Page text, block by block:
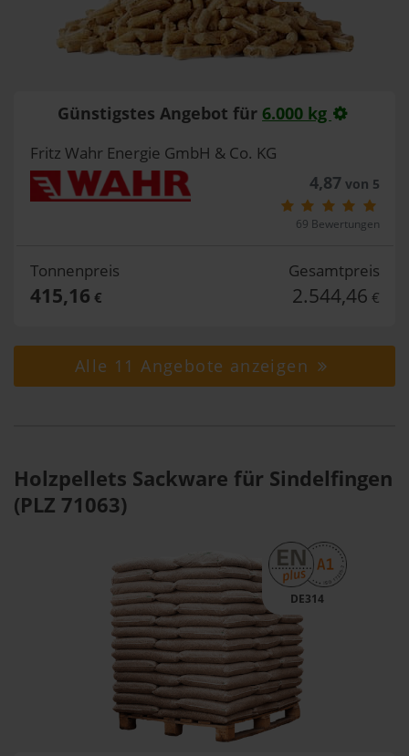
Günstigstes Angebot für 6.000 kg
Fritz Wahr Energie GmbH & Co. KG
4,87von 5
69 Bewertungen
Tonnenpreis
415,16 €
Gesamtpreis
2.544,46 €
Alle 11 Angebote anzeigen
Holzpellets Sackware für Sindelfingen
(PLZ 71063)
DE314